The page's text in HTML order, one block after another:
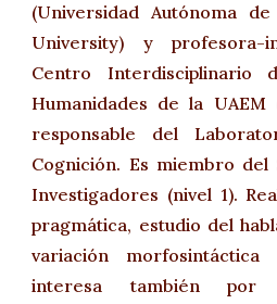
(Universidad Autónoma
University) y profesora-
Centro Interdisciplinario
Humanidades de la
responsable del
Cognición. Es miembro del
Investigadores (nivel 1).
pragmática, estudio del
variación
interesa también por